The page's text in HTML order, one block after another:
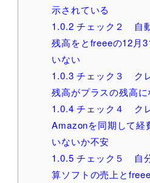
示されている
1.0.2 チェック２ 自
残高をとfreeeの12月
いない
1.0.3 チェック３ ク
残高がプラスの残高に
1.0.4 チェック４ ク
Amazonを同期して経
いないか不安
1.0.5 チェック５ 自
算ソフトの売上と